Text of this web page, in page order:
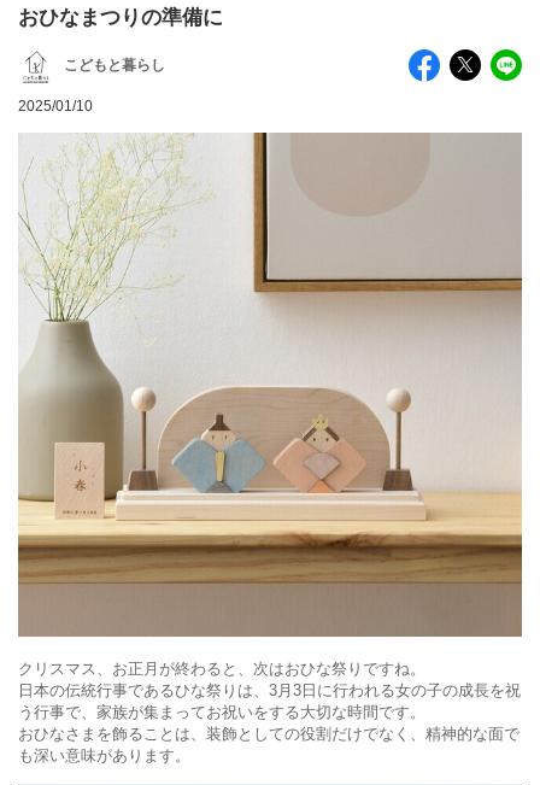
おひなまつりの準備に
こどもと暮らし
2025/01/10
クリスマス、お正月が終わると、次はおひな祭りですね。
日本の伝統行事であるひな祭りは、3月3日に行われる女の子の成長を祝
う行事で、家族が集まってお祝いをする大切な時間です。
おひなさまを飾ることは、装飾としての役割だけでなく、精神的な面で
も深い意味があります。